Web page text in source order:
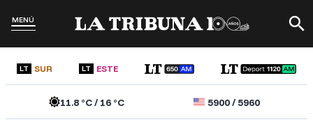
MENÚ
LT SUR LT ESTE
11.8 °C /16 °C 5900/5960